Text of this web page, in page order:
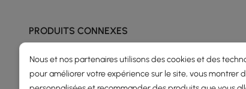
PRODUITS CONNEXES
Nous et nos partenaires utilisons des cookies et des
pour améliorer votre expérience sur le site, vous montrer